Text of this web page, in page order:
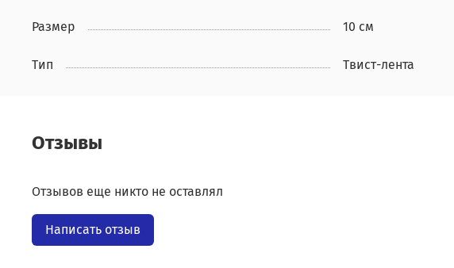
Размер 10 см
Тип Твист-лента
Отзывы
Отзывов еще никто не оставлял
Написать отзыв